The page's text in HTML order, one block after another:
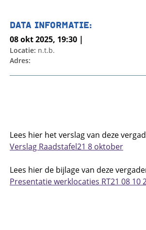
DATA INFORMATIE:
08 okt 2025, 19:30 |
Locatie: n.t.b.
Adres:
Lees hier het verslag van deze
Verslag Raadstafel21 8 oktober
Lees hier de bijlage van deze
Presentatie werklocaties RT21 08 10